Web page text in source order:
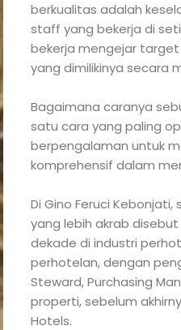
berkualitas adalah
staff yang bekerja di
bekerja mengejar
yang dimilikinya secara
Bagaimana caranya
satu cara yang paling
berpengalaman untuk
komprehensif dalam
Di Gino Feruci
yang lebih akrab disebut
dekade di industri
perhotelan, dengan
Steward, Purchasing
properti, sebelum
Hotels.